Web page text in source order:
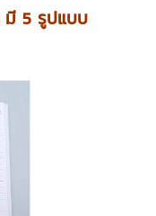
มี 5 รูปแบบ